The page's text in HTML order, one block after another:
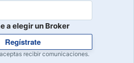
a elegir un Broker
Regístrate
recibir comunicaciones.